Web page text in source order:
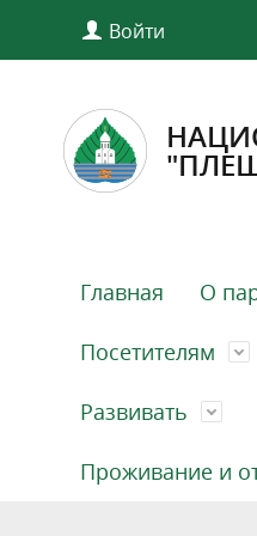
Войти
Главная О
Посетителям
Развивать
Проживание и